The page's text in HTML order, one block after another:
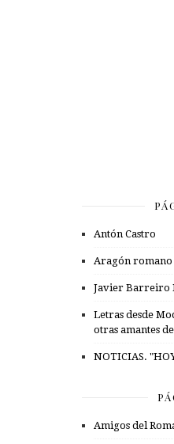
Antón Castro
Aragón romano
Javier Barreiro
Letras desde
otras amantes
NOTICIAS.
Amigos del